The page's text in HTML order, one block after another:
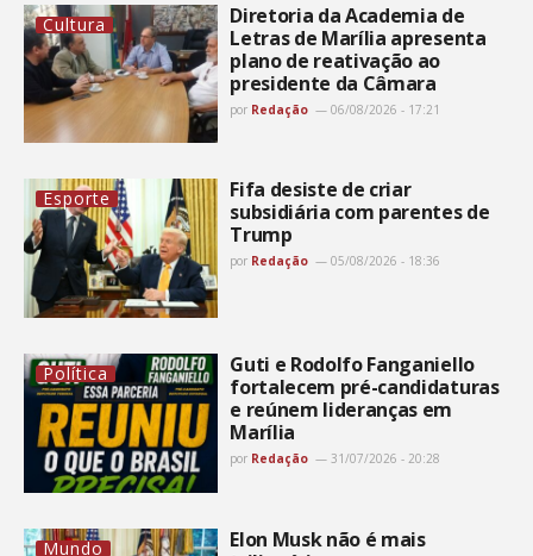
Cultura
Diretoria da Academia de
Letras de Marília apresenta
plano de reativação ao
presidente da Câmara
por Redação 06/08/2026 - 17:21
Esporte
Fifa desiste de criar
subsidiária com parentes de
Trump
por Redação 05/08/2026 - 18:36
Política
Guti e Rodolfo Fanganiello
fortalecem pré-candidaturas
e reúnem lideranças em
Marília
por Redação 31/07/2026 - 20:28
Mundo
Elon Musk não é mais